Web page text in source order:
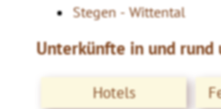
Stegen - Wittental
Unterkünfte in und rund
Hotels